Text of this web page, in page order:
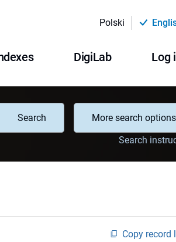
Polski
DigiLab Log
Search
More search options
Search
Copy record